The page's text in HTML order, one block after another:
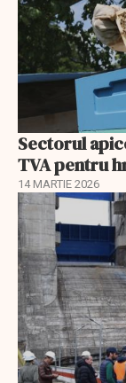
Sectorul
TVA pentru
14 MARTIE 2026
EXCLUSIV